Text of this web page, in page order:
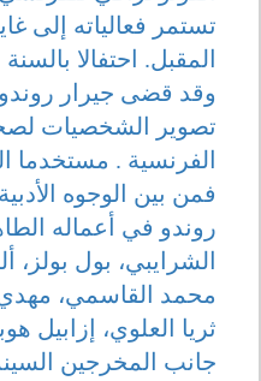
تستمر فعالياته إلى
المقبل. احتفالا
وقد قضى جيرار
الفرنسية . مستخدما
فمن بين الوجوه
روندو في أعماله
الشرايبي، بول بولز،
محمد القاسمي،
ثريا العلوي، إزابيل
جانب المخرجين